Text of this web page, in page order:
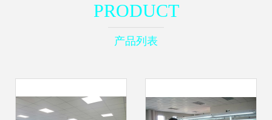
PRODUCT
产品列表